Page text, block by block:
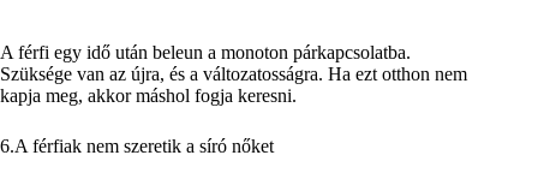
A férfi egy idő után beleun a monoton párkapcsolatba.
Szüksége van az újra, és a változatosságra. Ha ezt otthon nem
kapja meg, akkor máshol fogja keresni.
6.A férfiak nem szeretik a síró nőket